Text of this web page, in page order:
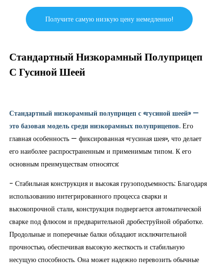
Получите самую низкую цену немедленно!
Стандартный Низкорамный Полуприцеп
С Гусиной Шеей
Стандартный низкорамный полуприцеп с «гусиной шеей» —
это базовая модель среди низкорамных полуприцепов. Его
главная особенность — фиксированная «гусиная шея», что делает
его наиболее распространенным и применимым типом. К его
основным преимуществам относятся:
- Стабильная конструкция и высокая грузоподъемность: Благодаря
использованию интегрированного процесса сварки и
высокопрочной стали, конструкция подвергается автоматической
сварке под флюсом и предварительной дробеструйной обработке.
Продольные и поперечные балки обладают исключительной
прочностью, обеспечивая высокую жесткость и стабильную
несущую способность. Она может надежно перевозить обычные